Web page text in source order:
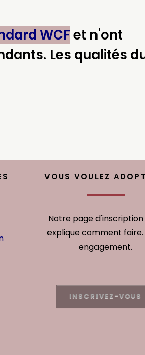
WCFet n'ont
Les qualités
VOUS VOULEZ
Notre page d'inscription
explique comment faire.
engagement.
INSCRIVEZ-VOUS